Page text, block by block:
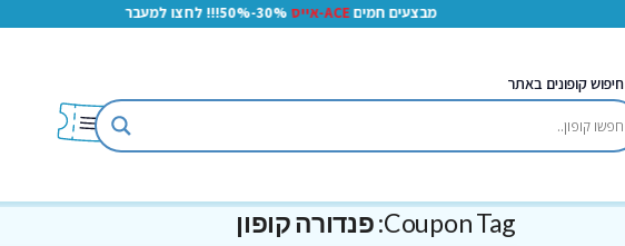
מבצעים חמיםACE-אייס 30%-50%!!! לחצו למעבר
חיפוש קופונים באתר
Coupon Tag: פנדורה קופון